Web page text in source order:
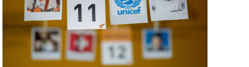
Карта Караганды
Организации
Мой участковый
Перекрытие дорог
Темиртау
Балхаш
Жезказган